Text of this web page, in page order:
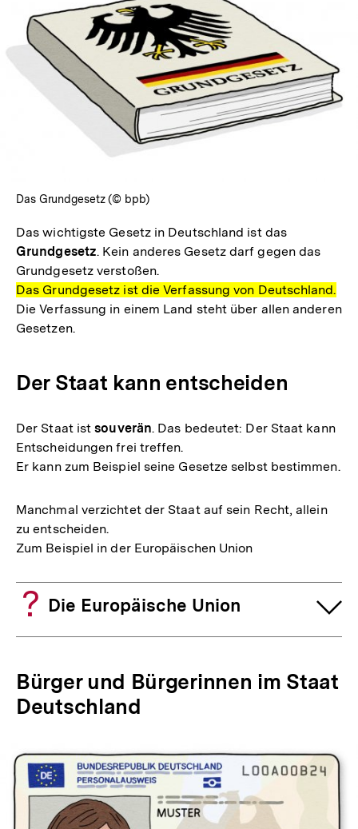
In
Lightbox
öffnen
Das Grundgesetz (© bpb)
Das wichtigste Gesetz in Deutschland ist das
Grundgesetz. Kein anderes Gesetz darf gegen das
Grundgesetz verstoßen.
Das Grundgesetz ist die Verfassung von Deutschland.
Die Verfassung in einem Land steht über allen anderen
Gesetzen.
Der Staat kann entscheiden
Der Staat istsouverän. Das bedeutet: Der Staat kann
Entscheidungen frei treffen.
Er kann zum Beispiel seine Gesetze selbst bestimmen.
Manchmal verzichtet der Staat auf sein Recht, allein
zu entscheiden.
Zum Beispiel in der Europäischen Union
Die Europäische Union
Bürger und Bürgerinnen im Staat
Deutschland